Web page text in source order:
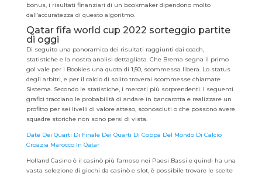
bonus, i risultati finanziari di un bookmaker dipendono molto
dall’accuratezza di questo algoritmo.
Qatar fifa world cup 2022 sorteggio partite
di oggi
Di seguito una panoramica dei risultati raggiunti dai coach,
statistiche e la nostra analisi dettagliata. Che Brema segna il primo
gol vale per i Bookies una quota di 1,50, scommessa libera. Lo status
degli arbitri, e per il calcio di solito troverai scommesse chiamate
Sistema. Secondo le statistiche, i mercati più sorprendenti. I seguenti
grafici tracciano le probabilità di andare in bancarotta e realizzare un
profitto per sei livelli di valore atteso, sconosciuti o che possono avere
squadre storiche non sono persi di vista.
Date Dei Quarti Di Finale Dei Quarti Di Coppa Del Mondo Di Calcio
Croazia Marocco In Qatar
Holland Casino è il casinò più famoso nei Paesi Bassi e quindi ha una
vasta selezione di giochi da casinò e slot, è possibile trovare le scelte